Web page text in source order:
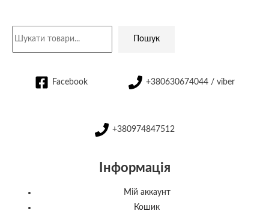
Пошук
Facebook +380630674044 / viber
+380974847512
Інформація
Мій аккаунт
Кошик